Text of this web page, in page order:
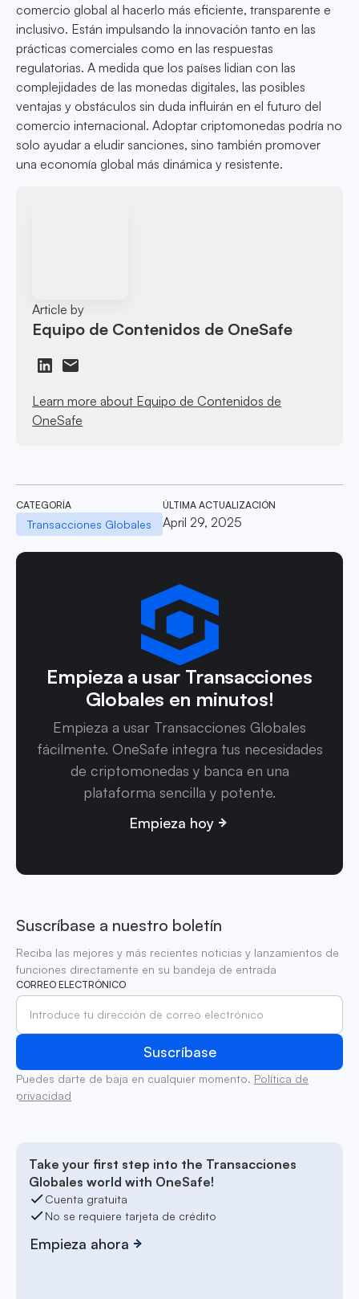
comercio global al hacerlo más eficiente, transparente e
inclusivo. Están impulsando la innovación tanto en las
prácticas comerciales como en las respuestas
regulatorias. A medida que los países lidian con las
complejidades de las monedas digitales, las posibles
ventajas y obstáculos sin duda influirán en el futuro del
comercio internacional. Adoptar criptomonedas podría no
solo ayudar a eludir sanciones, sino también promover
una economía global más dinámica y resistente.
Article by
Equipo de Contenidos de OneSafe
Learn more about Equipo de Contenidos de
OneSafe
CATEGORÍA
Transacciones Globales
ÚLTIMA ACTUALIZACIÓN
April 29, 2025
Empieza a usar Transacciones
Globales en minutos!
Empieza a usar Transacciones Globales
fácilmente. OneSafe integra tus necesidades
de criptomonedas y banca en una
plataforma sencilla y potente.
Empieza hoy
Suscríbase a nuestro boletín
Reciba las mejores y más recientes noticias y lanzamientos de
funciones directamente en su bandeja de entrada
CORREO ELECTRÓNICO
Puedes darte de baja en cualquier momento. Política de
privacidad
Take your first step into the Transacciones
Globales world with OneSafe!
Cuenta gratuita
No se requiere tarjeta de crédito
Empieza ahora